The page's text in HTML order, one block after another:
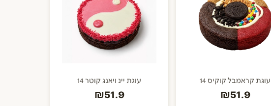
עוגת קראמבל קוקיס 14
₪51.9
עוגת יינ ויאנג קוטר 14
₪51.9